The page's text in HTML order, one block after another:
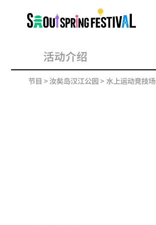
活动介绍
节目 > 汝矣岛汉江公园 >水上运动竞技场